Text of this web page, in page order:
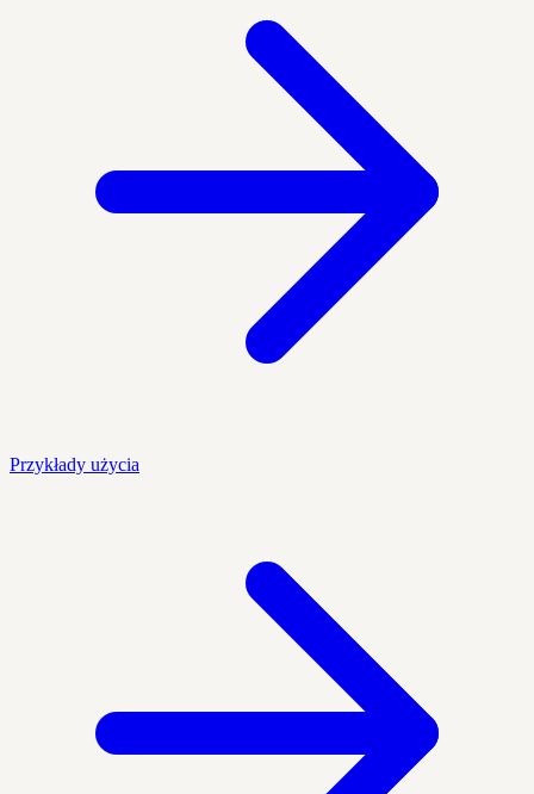
Przykłady użycia